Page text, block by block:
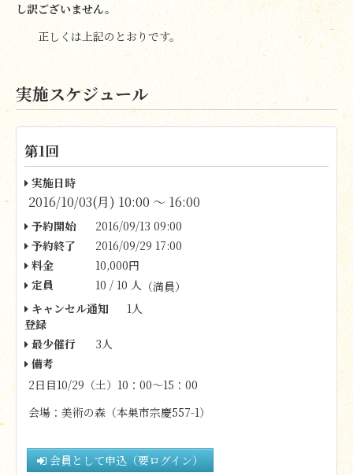
し訳ございません。
正しくは上記のとおりです。
実施スケジュール
第1回
実施日時
2016/10/03(月) 10:00 〜 16:00
予約開始
2016/09/13 09:00
予約終了
2016/09/29 17:00
料金
10,000円
定員
10 / 10 人 （満員）
キャンセル通知
登録
1人
最少催行
3人
備考
2日目10/29（土）10：00～15：00
会場：美術の森（本巣市宗慶557-1）
会員として申込（要ログイン）